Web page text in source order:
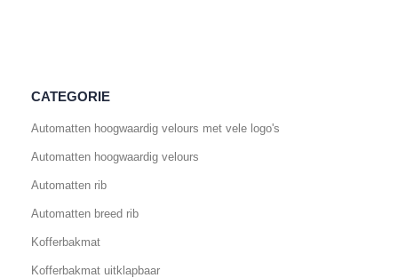
CATEGORIE
Automatten hoogwaardig velours met vele logo's
Automatten hoogwaardig velours
Automatten rib
Automatten breed rib
Kofferbakmat
Kofferbakmat uitklapbaar